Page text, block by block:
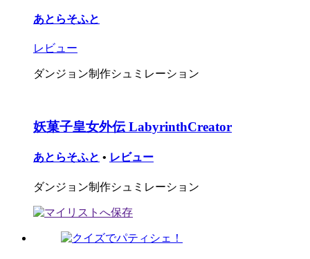
あとらそふと
レビュー
ダンジョン制作シュミレーション
妖菓子皇女外伝 LabyrinthCreator
あとらそふと • レビュー
ダンジョン制作シュミレーション